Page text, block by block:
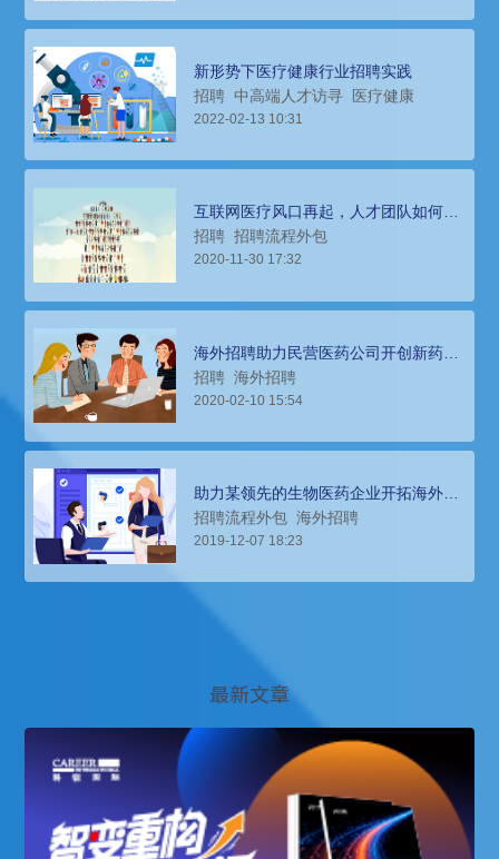
新形势下医疗健康行业招聘实践
招聘 中高端人才访寻 医疗健康
2022-02-13 10:31
互联网医疗风口再起，人才团队如何快
速搭建？
招聘 招聘流程外包
2020-11-30 17:32
海外招聘助力民营医药公司开创新药研
发业务
招聘 海外招聘
2020-02-10 15:54
助力某领先的生物医药企业开拓海外市
场，组建全球化的营销和技术团队
招聘流程外包 海外招聘
2019-12-07 18:23
最新文章